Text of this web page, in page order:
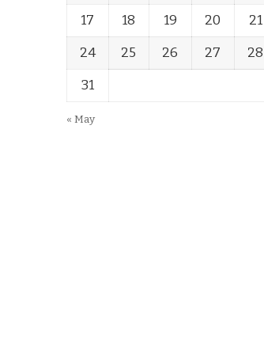
17
18 19 20 21
24
25 26 27 28
31
« May